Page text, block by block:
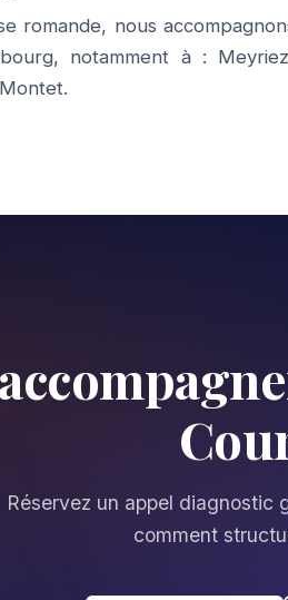
romande, nous
notamment à :
Montet.
Réservez un appel
comment